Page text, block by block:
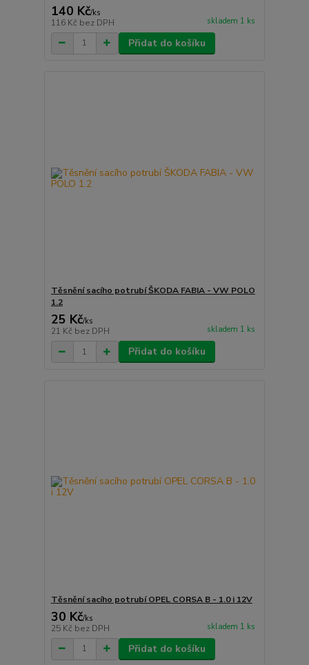
140 Kč/ks
116 Kč bez DPH skladem 1 ks
Přidat do košíku
Těsnění sacího potrubí ŠKODA FABIA - VW POLO
1.2
25 Kč/ks
21 Kč bez DPH skladem 1 ks
Přidat do košíku
Těsnění sacího potrubí OPEL CORSA B - 1.0 i 12V
30 Kč/ks
25 Kč bez DPH skladem 1 ks
Přidat do košíku